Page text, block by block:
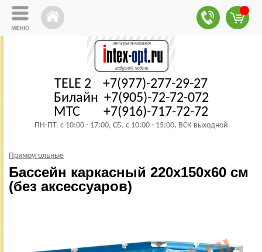
TELE 2 +7(977)-277-29-27
Билайн +7(905)-72-72-072
МТС +7(916)-717-72-72
ПН-ПТ. с 10:00 - 17:00, СБ. с 10:00 - 15:00, ВСК выходной
Прямоугольные
Бассейн каркасный 220х150х60 см
(без аксессуаров)